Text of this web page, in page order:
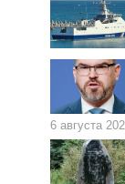
6 августа